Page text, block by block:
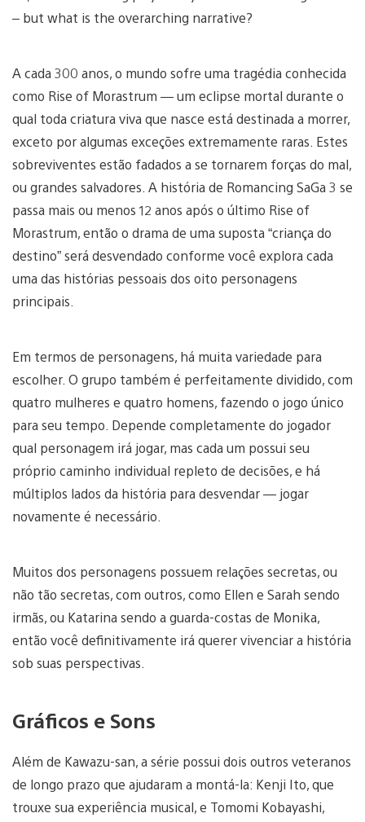
– but what is the overarching narrative?
A cada 300 anos, o mundo sofre uma tragédia conhecida
como Rise of Morastrum — um eclipse mortal durante o
qual toda criatura viva que nasce está destinada a morrer,
exceto por algumas exceções extremamente raras. Estes
sobreviventes estão fadados a se tornarem forças do mal,
ou grandes salvadores. A história de Romancing SaGa 3 se
passa mais ou menos 12 anos após o último Rise of
Morastrum, então o drama de uma suposta “criança do
destino” será desvendado conforme você explora cada
uma das histórias pessoais dos oito personagens
principais.
Em termos de personagens, há muita variedade para
escolher. O grupo também é perfeitamente dividido, com
quatro mulheres e quatro homens, fazendo o jogo único
para seu tempo. Depende completamente do jogador
qual personagem irá jogar, mas cada um possui seu
próprio caminho individual repleto de decisões, e há
múltiplos lados da história para desvendar — jogar
novamente é necessário.
Muitos dos personagens possuem relações secretas, ou
não tão secretas, com outros, como Ellen e Sarah sendo
irmãs, ou Katarina sendo a guarda-costas de Monika,
então você definitivamente irá querer vivenciar a história
sob suas perspectivas.
Gráficos e Sons
Além de Kawazu-san, a série possui dois outros veteranos
de longo prazo que ajudaram a montá-la: Kenji Ito, que
trouxe sua experiência musical, e Tomomi Kobayashi,